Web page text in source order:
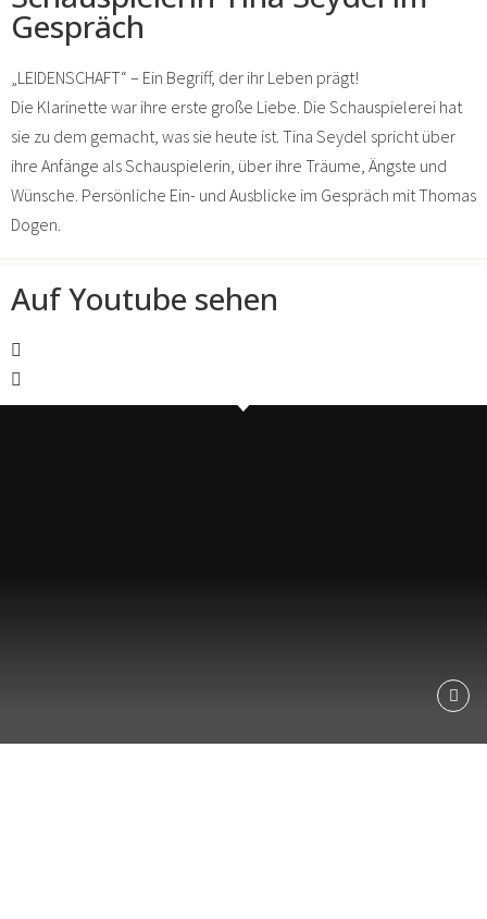
Gespräch
„LEIDENSCHAFT“ – Ein Begriff, der ihr Leben prägt!
Die Klarinette war ihre erste große Liebe. Die Schauspielerei hat
sie zu dem gemacht, was sie heute ist. Tina Seydel spricht über
ihre Anfänge als Schauspielerin, über ihre Träume, Ängste und
Wünsche. Persönliche Ein- und Ausblicke im Gespräch mit Thomas
Dogen.
Auf Youtube sehen